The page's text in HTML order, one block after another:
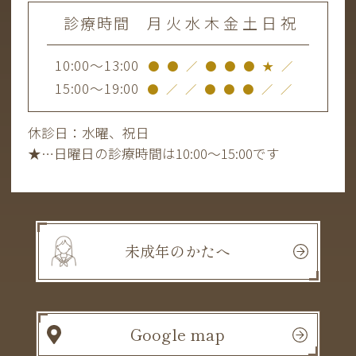
診療時間 月 火 水 木 金 土 日 祝
10:00～13:00 ● ● ／ ● ● ● ★ ／
15:00～19:00 ● ／ ／ ● ● ● ／ ／
休診日：水曜、祝日
★…日曜日の診療時間は10:00～15:00です
未成年のかたへ
Google map